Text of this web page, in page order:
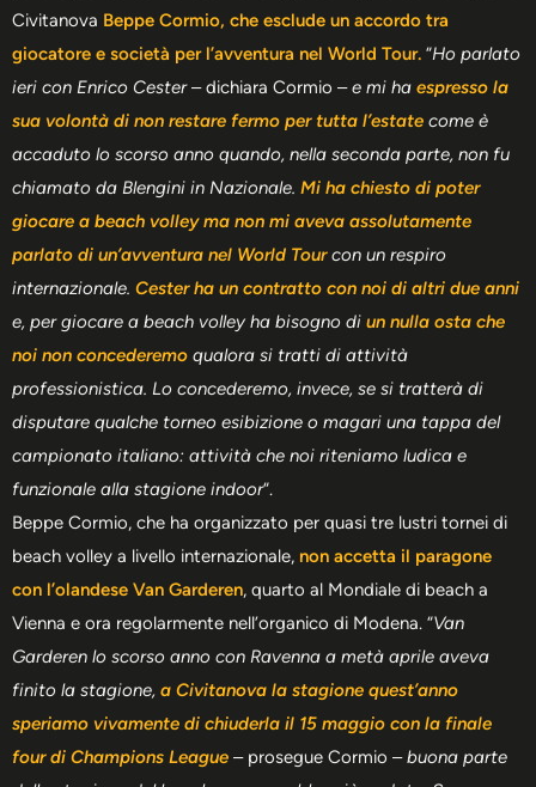
Civitanova Beppe Cormio, che esclude un accordo tra
giocatore e società per l’avventura nel World Tour. “Ho parlato
ieri con Enrico Cester– dichiara Cormio –e mi ha espresso la
sua volontà di non restare fermo per tutta l’estate come è
accaduto lo scorso anno quando, nella seconda parte, non fu
chiamato da Blengini in Nazionale. Mi ha chiesto di poter
giocare a beach volley ma non mi aveva assolutamente
parlato di un’avventura nel World Tourcon un respiro
internazionale. Cester ha un contratto con noi di altri due anni
e, per giocare a beach volley ha bisogno di un nulla osta che
noi non concederemo qualora si tratti di attività
professionistica. Lo concederemo, invece, se si tratterà di
disputare qualche torneo esibizione o magari una tappa del
campionato italiano: attività che noi riteniamo ludica e
funzionale alla stagione indoor“.
Beppe Cormio, che ha organizzato per quasi tre lustri tornei di
beach volley a livello internazionale, non accetta il paragone
con l’olandese Van Garderen, quarto al Mondiale di beach a
Vienna e ora regolarmente nell’organico di Modena. “Van
Garderen lo scorso anno con Ravenna a metà aprile aveva
finito la stagione, a Civitanova la stagione quest’anno
speriamo vivamente di chiuderla il 15 maggio con la finale
four di Champions League – prosegue Cormio –buona parte